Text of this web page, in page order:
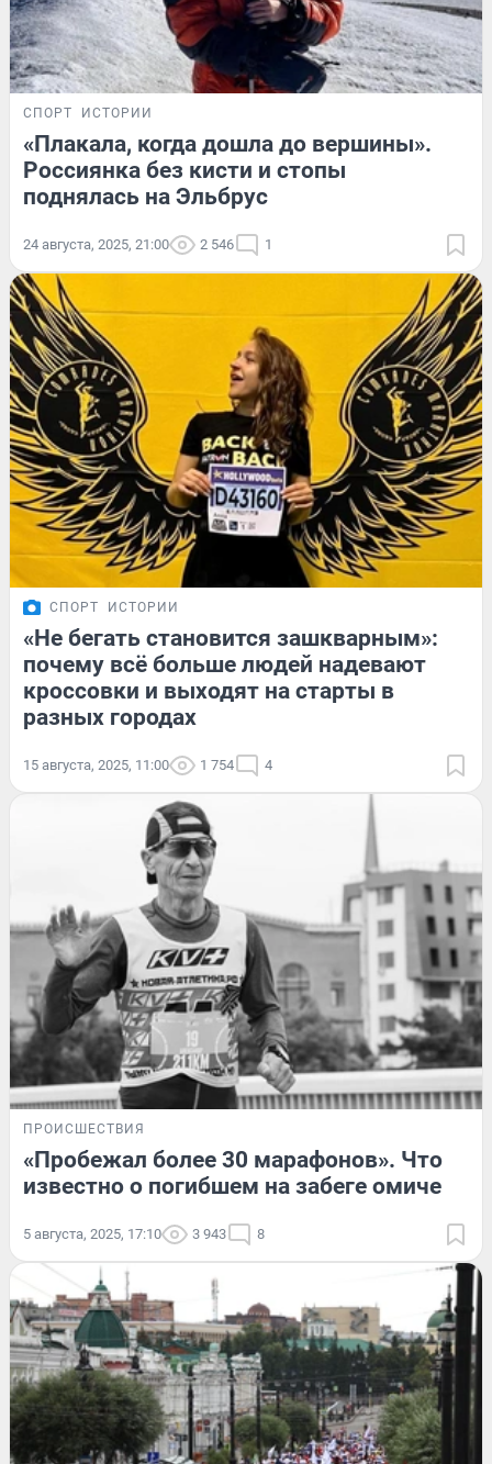
СПОРТ ИСТОРИИ
«Плакала, когда дошла до вершины».
Россиянка без кисти и стопы
поднялась на Эльбрус
24 августа, 2025, 21:00 2 546 1
СПОРТ ИСТОРИИ
«Не бегать становится зашкварным»:
почему всё больше людей надевают
кроссовки и выходят на старты в
разных городах
15 августа, 2025, 11:00 1 754 4
ПРОИСШЕСТВИЯ
«Пробежал более 30 марафонов». Что
известно о погибшем на забеге омиче
5 августа, 2025, 17:10 3 943 8